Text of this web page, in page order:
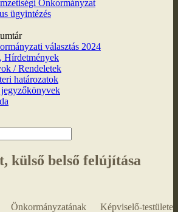
Önkormányzat
ügyintézés
választás 2024
Hírdetmények
/ Rendeletek
határozatok
külső belső felújítása
Képviselő-testülete